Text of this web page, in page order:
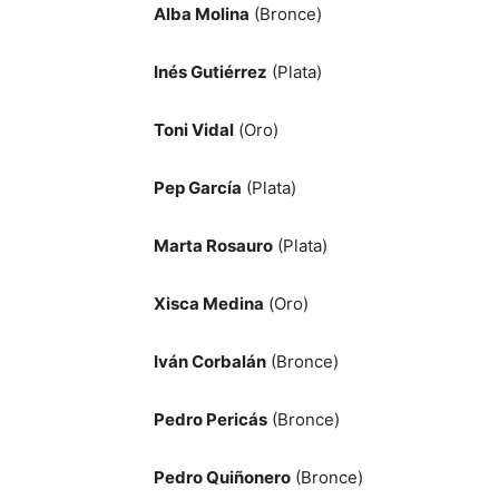
Alba Molina (Bronce)
Inés Gutiérrez (Plata)
Toni Vidal (Oro)
Pep García (Plata)
Marta Rosauro (Plata)
Xisca Medina (Oro)
Iván Corbalán (Bronce)
Pedro Pericás (Bronce)
Pedro Quiñonero (Bronce)